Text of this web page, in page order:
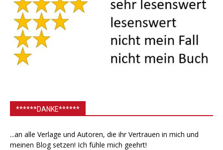
******DANKE******
...an alle Verlage und Autoren, die ihr Vertrauen in mich und
meinen Blog setzen! Ich fühle mich geehrt!